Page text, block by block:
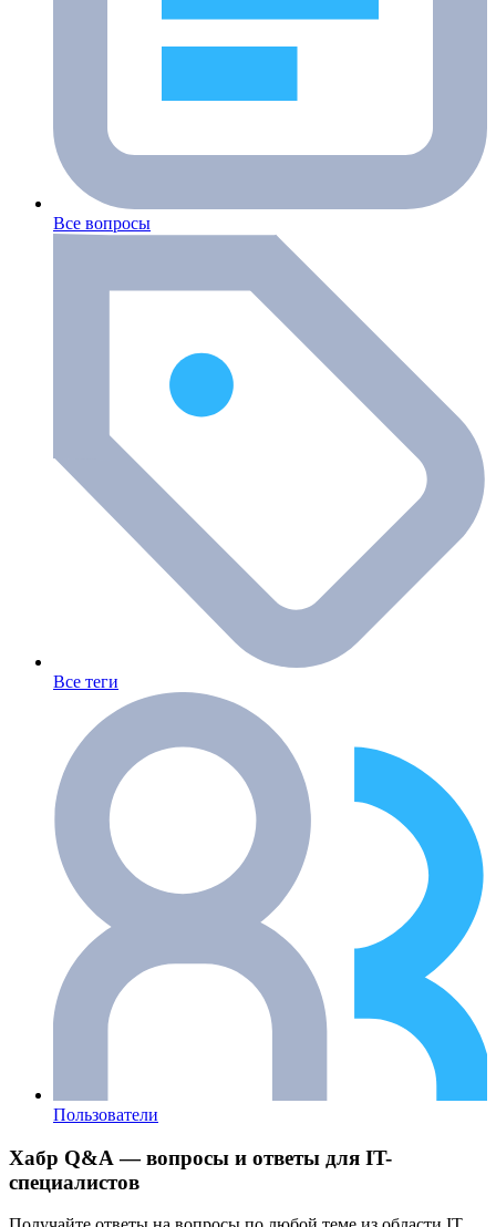
Все вопросы
Все теги
Пользователи
Хабр Q&A — вопросы и ответы для IT-
специалистов